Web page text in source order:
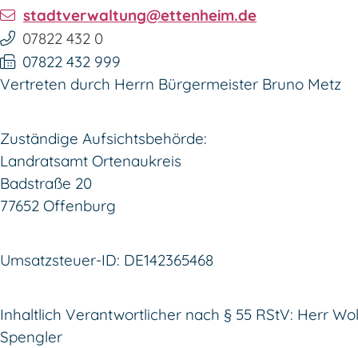
stadtverwaltung@ettenheim.de
07822 432 0
07822 432 999
Vertreten durch Herrn Bürgermeister Bruno Metz
Zuständige Aufsichtsbehörde:
Landratsamt Ortenaukreis
Badstraße 20
77652 Offenburg
Umsatzsteuer-ID: DE142365468
Inhaltlich Verantwortlicher nach § 55 RStV: Herr
Spengler